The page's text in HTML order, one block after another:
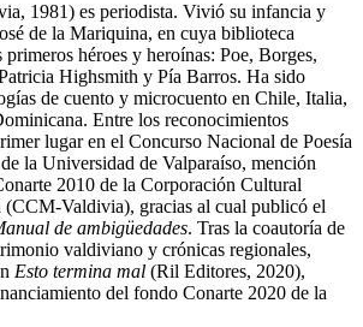
1981) es periodista. Vivió su infancia y
de la Mariquina, en cuya biblioteca
héroes y heroínas: Poe, Borges,
Highsmith y Pía Barros. Ha sido
de cuento y microcuento en Chile, Italia,
Entre los reconocimientos
lugar en el Concurso Nacional de Poesía
la Universidad de Valparaíso, mención
2010 de la Corporación Cultural
Valdivia), gracias al cual publicó el
de ambigüedades. Tras la coautoría de
valdiviano y crónicas regionales,
Esto termina mal (Ril Editores, 2020),
del fondo Conarte 2020 de la